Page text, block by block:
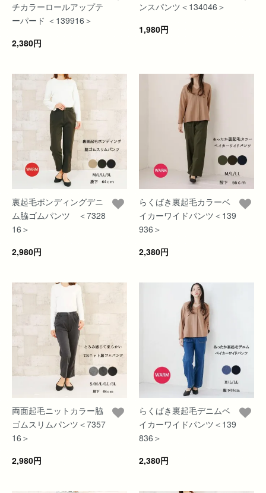
チカラーロールアップテ
ーパード ＜139916＞
2,380円
ンスパンツ＜134046＞
1,980円
裏起毛ボンディングデニ
ム脇ゴムパンツ ＜7328
16＞
2,980円
らくばき裏起毛カラーベ
イカーワイドパンツ＜139
936＞
2,380円
両面起毛ニットカラー脇
ゴムスリムパンツ＜7357
16＞
2,980円
らくばき裏起毛デニムベ
イカーワイドパンツ＜139
836＞
2,380円